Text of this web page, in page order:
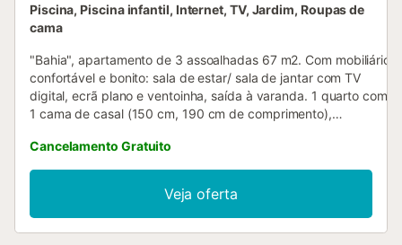
Piscina, Piscina infantil, Internet, TV, Jardim, Roupas de
cama
"Bahia", apartamento de 3 assoalhadas 67 m2. Com mobiliário
confortável e bonito: sala de estar/ sala de jantar com TV
digital, ecrã plano e ventoinha, saída à varanda. 1 quarto com
1 cama de casal (150 cm, 190 cm de comprimento),
comprimento), ventoinha. Cozinha (forno, 4 bicos (fogão a
gás), torradeira, chaleira, microondas, máquina de café
eléctrica, Cápsulas de café (Dolce Gusto) extra). 2 duche/WC.
Calefação elétrica, aquecedor (100 litros). Varanda grande.
Móveis de varanda. Vista esplêndida ao mar. O alojamento
Cancelamento Gratuito
Veja oferta